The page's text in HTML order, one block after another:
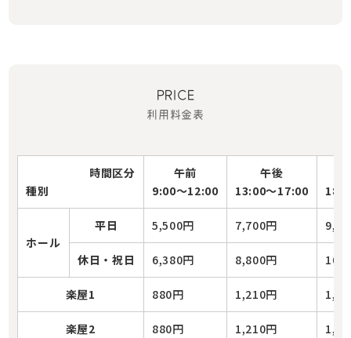
PRICE
利用料金表
時間区分
種別
午前
9:00～12:00
午後
13:00～17:00
ホール
平日 5,500円 7,700円
休日・祝日 6,380円 8,800円
楽屋1 880円 1,210円
楽屋2 880円 1,210円